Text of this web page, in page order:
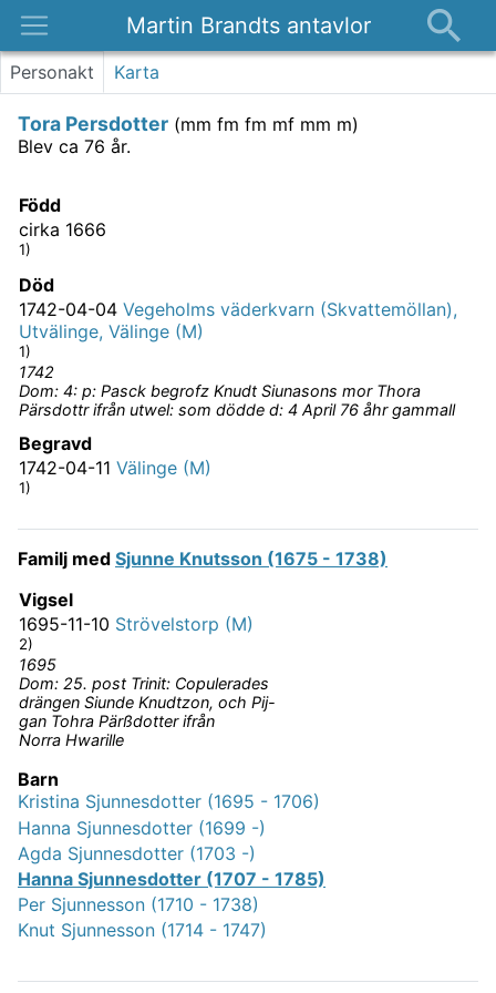
Martin Brandts antavlor
Platser
Om
Personakt Karta
Tora Persdotter (mm fm fm mf mm m)
Blev ca 76 år.
Född
cirka 1666
1)
Död
1742-04-04 Vegeholms väderkvarn (Skvattemöllan),
Utvälinge, Välinge (M)
1)
1742
Dom: 4: p: Pasck begrofz Knudt Siunasons mor Thora
Pärsdottr ifrån utwel: som dödde d: 4 April 76 åhr gammall
Begravd
1742-04-11 Välinge (M)
1)
Familj med Sjunne Knutsson (1675 - 1738)
Vigsel
1695-11-10 Strövelstorp (M)
2)
1695
Dom: 25. post Trinit: Copulerades
drängen Siunde Knudtzon, och Pij-
gan Tohra Pärßdotter ifrån
Norra Hwarille
Barn
Kristina Sjunnesdotter (1695 - 1706)
Hanna Sjunnesdotter (1699 -)
Agda Sjunnesdotter (1703 -)
Hanna Sjunnesdotter (1707 - 1785)
Per Sjunnesson (1710 - 1738)
Knut Sjunnesson (1714 - 1747)